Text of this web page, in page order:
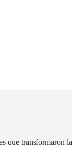
que transformaron la